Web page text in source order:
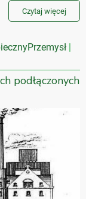
Czytaj więcej
podłączonych